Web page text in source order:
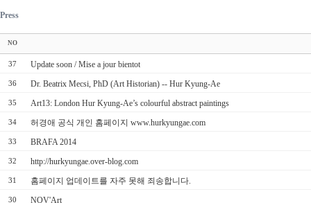
Press
NO
37 Update soon / Mise a jour bientot
36 Dr. Beatrix Mecsi, PhD (Art Historian) -- Hur Kyung-Ae
35 Art13: London Hur Kyung-Ae’s colourful abstract paintings
34 허경애 공식 개인 홈페이지 www.hurkyungae.com
33 BRAFA 2014
32 http://hurkyungae.over-blog.com
31 홈페이지 업데이트를 자주 못해 죄송합니다.
30 NOV'Art